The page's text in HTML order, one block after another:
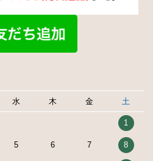
水 木 金 土
1
5 6 7 8